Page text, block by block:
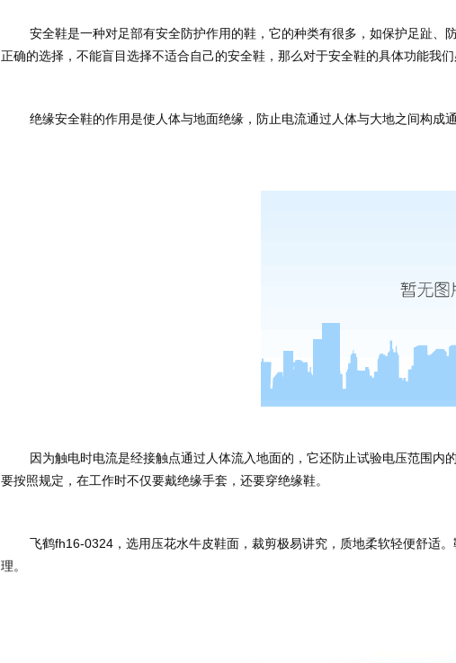
正确的选择，不能盲目选择不适合自己的安全鞋，那么对于安全鞋的具体功能我
绝缘安全鞋的作用是使人体与地面绝缘，防止电流通过人体与大地之间构成
要按照规定，在工作时不仅要戴绝缘手套，还要穿绝缘鞋。
理。